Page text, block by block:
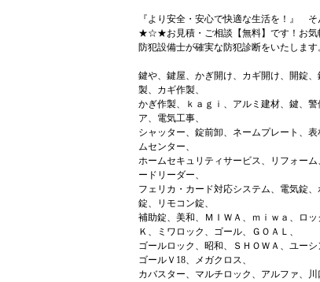
『より安全・安心で快適な生活を！』 そ
★☆★お見積・ご相談【無料】です！お
防犯設備士が確実な防犯診断をいたします
鍵や、鍵屋、かぎ開け、カギ開け、開錠
製、カギ作製、
かぎ作製、ｋａｇｉ、アルミ建材、鍵、
ア、電気工事、
シャッター、錠前卸、ネームプレート、
ムセンター、
ホームセキュリティサービス、リフォー
ードリーダー、
フェリカ・カード対応システム、電気錠
錠、リモコン錠、
補助錠、美和、ＭＩＷＡ、ｍｉｗａ、ロ
Ｋ、ミワロック、ゴール、ＧＯＡＬ、
ゴールロック、昭和、ＳＨＯＷＡ、ユー
ゴールＶ18、メガクロス、
カバスター、マルチロック、アルファ、